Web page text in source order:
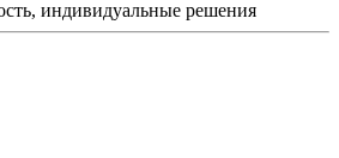
индивидуальные решения